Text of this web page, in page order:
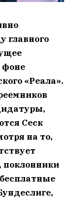
главного
фоне
«Реала».
Сеск
на то,
поклонники